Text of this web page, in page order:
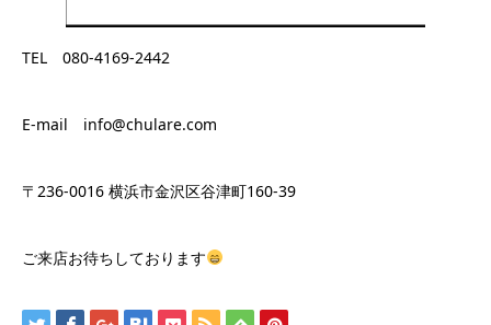
TEL 080-4169-2442
E-mail info@chulare.com
〒236-0016 横浜市金沢区谷津町160-39
ご来店お待ちしております